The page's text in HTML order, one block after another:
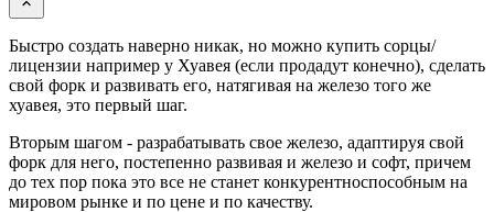
Быстро создать наверно никак, но можно купить сорцы/
лицензии например у Хуавея (если продадут конечно), сделать
свой форк и развивать его, натягивая на железо того же
хуавея, это первый шаг.
Вторым шагом - разрабатывать свое железо, адаптируя свой
форк для него, постепенно развивая и железо и софт, причем
до тех пор пока это все не станет конкурентноспособным на
мировом рынке и по цене и по качеству.